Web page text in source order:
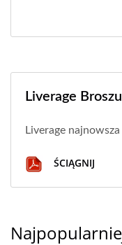
Liverage
Liverage
ŚCIĄGNIJ